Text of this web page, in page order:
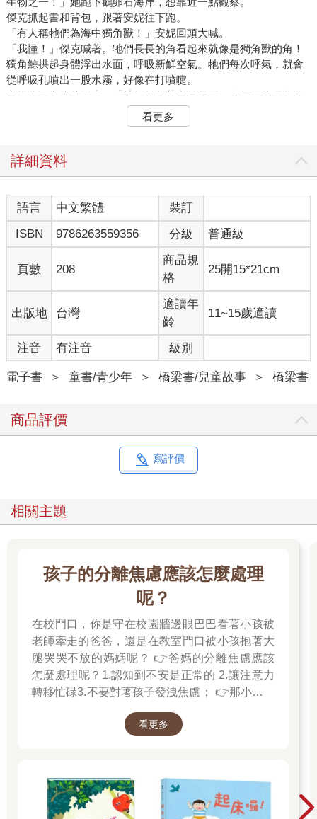
傑克抓起書和背包，跟著安妮往下跑。
「有人稱牠們為海中獨角獸！」安妮回頭大喊。
「我懂！」傑克喊著。牠們長長的角看起來就像是獨角獸的角！
獨角鯨拱起身體浮出水面，呼吸新鮮空氣。牠們每次呼氣，就會
從呼吸孔噴出一股水霧，好像在打噴嚏。
安妮停下奔跑的腳步。「牠們的角其實是長牙。有長牙的獨角鯨
幾乎都是公的。」她氣喘吁吁的說：「而且長牙是超級長的牙
齒，可能長到三公尺那麼長！」
他聽過獨角鯨，但對牠們的了解並不多。
「我們好幸運。」傑克說。
他翻開書，找到有關獨角鯨的章節，大聲讀著：
獨角鯨很神祕，大多生活在黑暗的海裡。
牠們能潛入其他哺乳類動物幾乎無法抵達的深度，而且能在水下
「好奇怪。」傑克說：「大多數的動物在圈養環境中都活得比較
久，因為食物充足，也不怕遭遇掠食者獵捕。」
「我知道。」安妮說：「但如果把獨角鯨抓到水族館飼養，牠們
會活不久。牠們需要自由。」
和大多數鯨類一樣，獨角鯨利用各種叫聲在水下溝通，例如喀喀
聲、口哨聲，還有尖叫聲。
可以傳那麼遠。」
伴，還有一些揮著長牙，互相輕敲著。
「牠們為什麼要敲長牙呢？」傑克說。
「牠們是在聊天。」安妮說。
「其實科學家認為牠們可能利用長牙吸引配偶，或是交換訊
息。」安妮說。
傑克看著獨角鯨在海中忽沉忽浮，試著計算牠們的數量：「一、
二、三、四……」
數到一半，頭上的海鳥開始尖叫，獨角鯨也發出嗖嗖巨響。牠們
「不是，那樣子比鯊魚鰭大多了！」傑克說。
一頭巨大的鯨突然從海浪中一躍而出，露出黑色背部和白色腹
部。牠幾乎有一輛校車那麼大！那頭巨鯨「砰」的一聲落回海
看更多
詳細資料
語言 中文繁體
裝訂
ISBN
9786263559356 分級 普通級
頁數 208
商品規
格
25開15*21cm
出版地 台灣
適讀年
齡
11~15歲適讀
注音 有注音 級別
電子書 ＞ 童書/青少年 ＞ 橋梁書/兒童故事 ＞ 橋梁書
商品評價
寫評價
相關主題
孩子的分離焦慮應該怎麼處理
呢？
在校門口，你是守在校園牆邊眼巴巴看著小孩被
老師牽走的爸爸，還是在教室門口被小孩抱著大
腿哭哭不放的媽媽呢？ 👉爸媽的分離焦慮應該
怎麼處理呢？1.認知到不安是正常的 2.讓注意力
轉移忙碌3.不要對著孩子發洩焦慮； 👉那小朋友
也許是熟悉的玩偶增加安全感 2.與孩子分開時請
孩子一起迎接成長的過程！真是太好了！ 🎉金石
堂開學季！爸媽好輕鬆教你一站購足！文具、書
包、書套參展品全面5折起！👉文具滿777送80
看更多